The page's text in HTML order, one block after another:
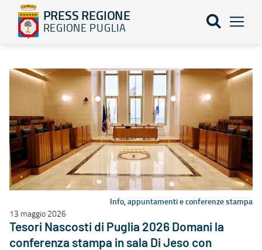
PRESS REGIONE
REGIONE PUGLIA
Info, appuntamenti e conferenze stampa
13 maggio 2026
Tesori Nascosti di Puglia 2026 Domani la
conferenza stampa in sala Di Jeso con